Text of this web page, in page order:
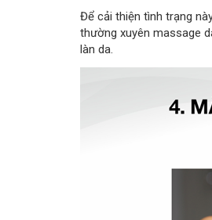
Để cải thiện tình trạng
thường xuyên massage
làn da.